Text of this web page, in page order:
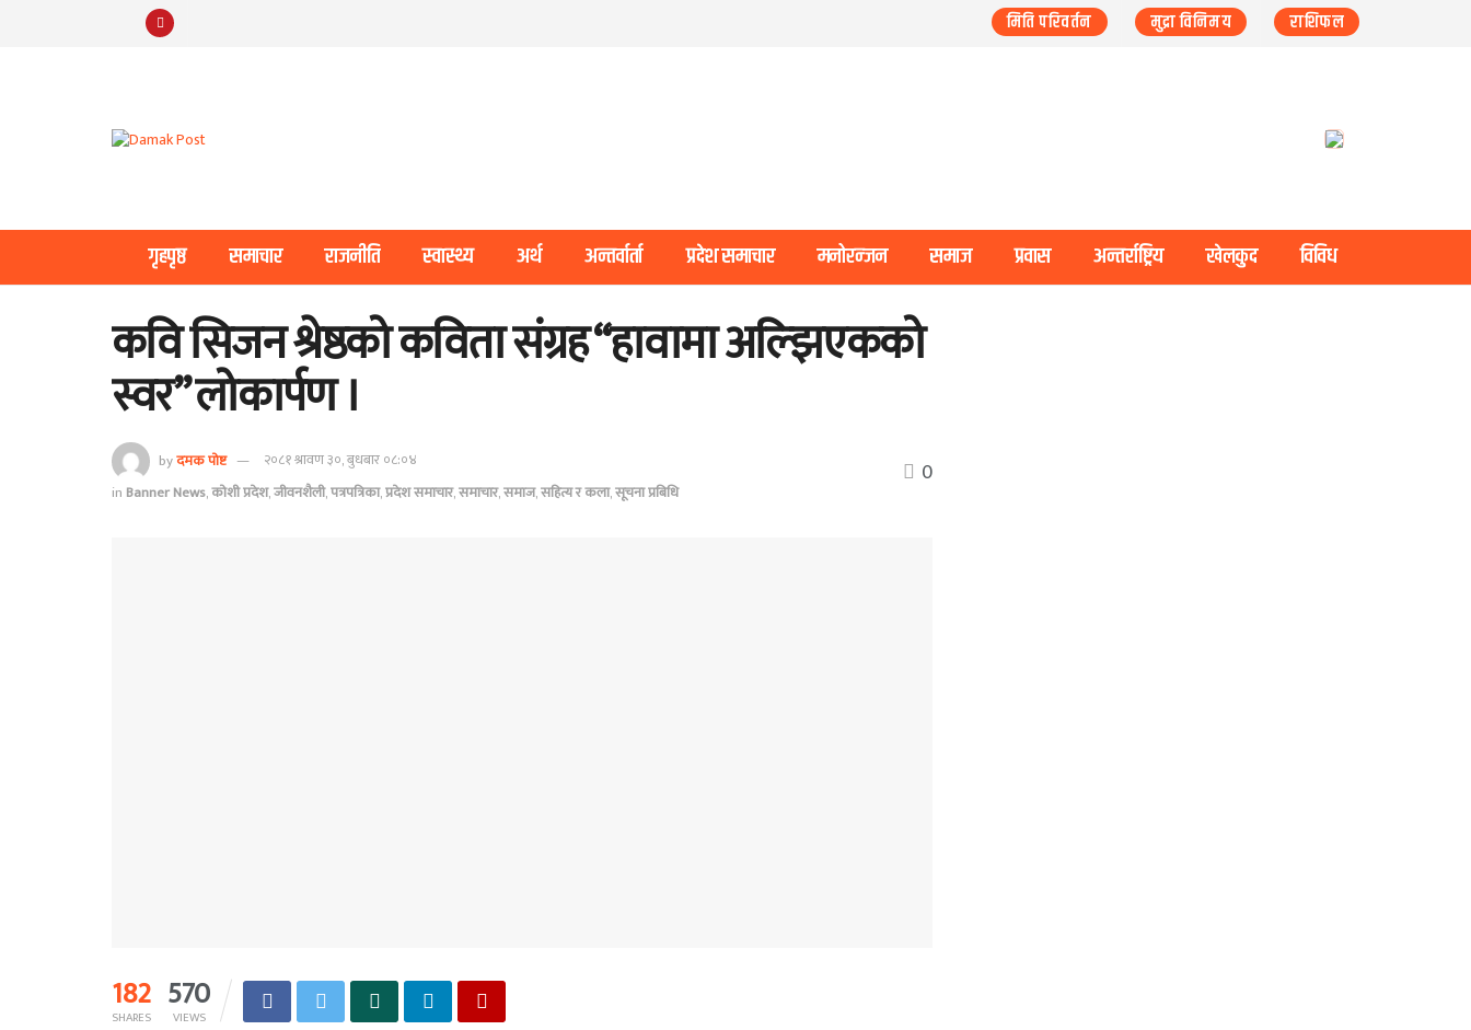
मिति परिवर्तन मुद्रा विनिमय राशिफल
गृहपृष्ठ समाचार राजनीति स्वास्थ्य अर्थ अन्तर्वार्ता प्रदेश समाचार मनोरन्जन समाज प्रवास अन्तर्राष्ट्रिय खेलकुद विविध
कवि सिजन श्रेष्ठको कविता संग्रह “हावामा अल्झिएकको
स्वर” लोकार्पण ।
byदमक पोष्ट
२०८१ श्रावण ३०, बुधबार ०८:०४
in Banner News,कोशी प्रदेश,जीवनशैली,पत्रपत्रिका,प्रदेश समाचार,समाचार,समाज,सहित्य र कला,सूचना प्रबिधि
0
182
SHARES 570
VIEWS